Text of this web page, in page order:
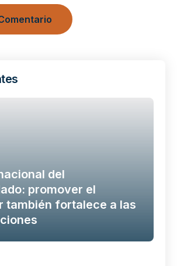
del
promover el
también fortalece a las